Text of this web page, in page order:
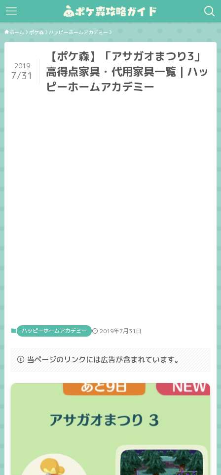
ホーム ポケ森 ハッピーホームアカデミー
【ポケ森】「アサガオまつり3」
高得点家具・代用家具一覧｜ハッ
ピーホームアカデミー
2019
7/31
ハッピーホームアカデミー 2019年7月31日
当ページのリンクには広告が含まれています。